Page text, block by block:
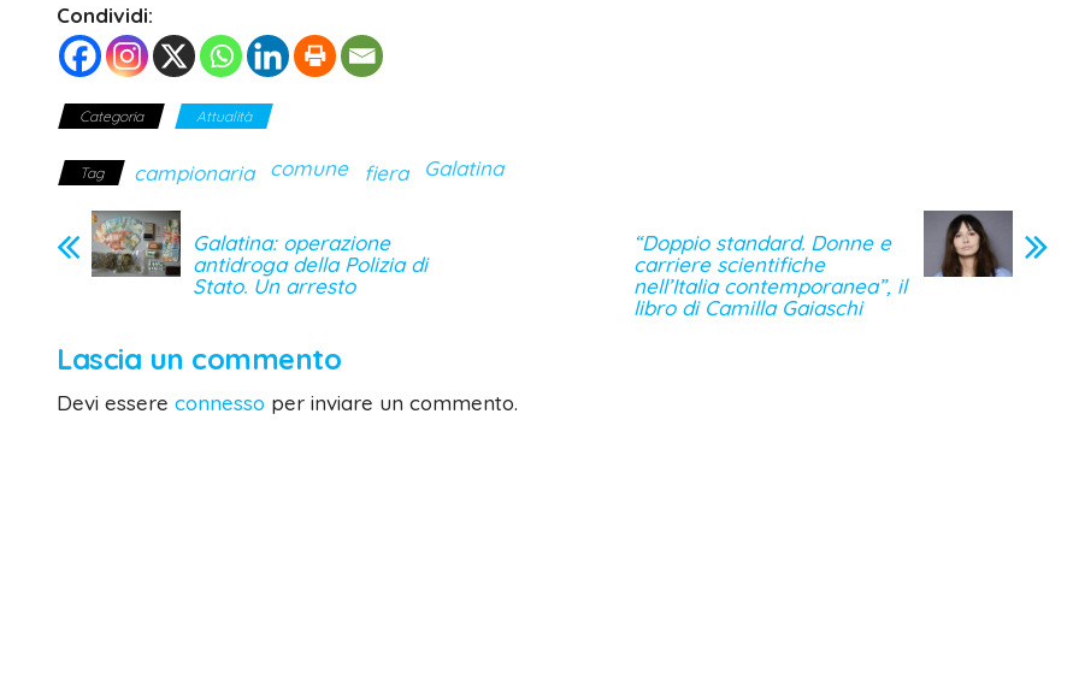
Condividi:
Categoria Attualità
Tag campionaria comune fiera Galatina
Galatina: operazione
antidroga della Polizia di
Stato. Un arresto
“Doppio standard. Donne e
carriere scientifiche
nell’Italia contemporanea”, il
libro di Camilla Gaiaschi
Lascia un commento
Devi essere connesso per inviare un commento.